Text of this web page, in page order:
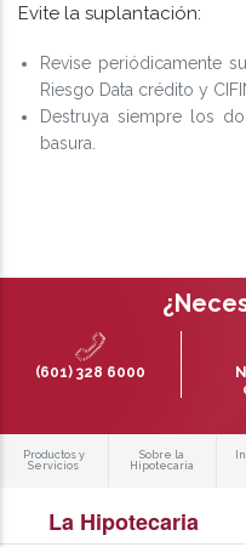
Evite la suplantación:
Revise periódicamente
Riesgo Data crédito y
Destruya siempre los
basura.
(601) 328 6000
Productos y
Servicios
Sobre la
Hipotecaria
La Hipotecaria